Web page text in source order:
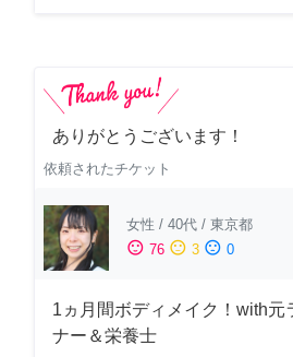
ありがとうございます！
依頼されたチケット
女性 / 40代 / 東京都
sentiment_satisfied 76 sentiment_neutral 3 sentiment_dissatisfied 0
1ヵ月間ボディメイク！with元
ナー＆栄養士